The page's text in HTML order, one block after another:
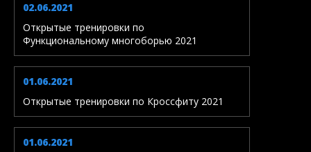
02.06.2021
Открытые тренировки по
Функциональному многоборью 2021
01.06.2021
Открытые тренировки по Кроссфиту 2021
01.06.2021